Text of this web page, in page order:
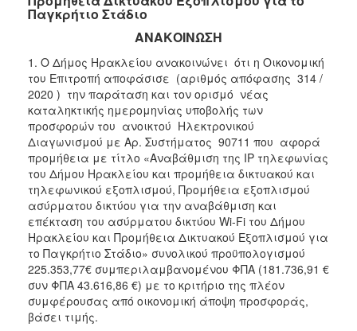
2018
2016
2015
2013
ΤΟΠΟΣ
ΠΟΛΙΤΙΣΜΟΣ
ΑΝΘΕΚΤΙΚΗ
ΠΟΛΗ
Παγκρήτιο Στάδιο
ΑΝΑΚΟΙΝΩΣΗ
1. Ο Δήμος Ηρακλείου ανακοινώνει ότι η Οικονομική
του Επιτροπή αποφάσισε (αριθμός απόφασης 314 /
2020 ) την παράταση και τον ορισμό νέας
καταληκτικής ημερομηνίας υποβολής των
προσφορών του ανοικτού Ηλεκτρονικού
Διαγωνισμού με Αρ. Συστήματος 90711 που αφορά
προμήθεια με τίτλο «Αναβάθμιση της ΙΡ τηλεφωνίας
του Δήμου Ηρακλείου και προμήθεια δικτυακού και
τηλεφωνικού εξοπλισμού, Προμήθεια εξοπλισμού
ασύρματου δικτύου για την αναβάθμιση και
επέκταση του ασύρματου δικτύου Wi-Fi του Δήμου
Ηρακλείου και Προμήθεια Δικτυακού Εξοπλισμού για
το Παγκρήτιο Στάδιο» συνολικού προϋπολογισμού
225.353,77€ συμπεριλαμβανομένου ΦΠΑ (181.736,91 €
συν ΦΠΑ 43.616,86 €) με το κριτήριο της πλέον
συμφέρουσας από οικονομική άποψη προσφοράς,
βάσει τιμής.